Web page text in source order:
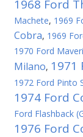
1968 Ford
Machete, 1969
Cobra, 1969
1970 Ford
Milano, 1971
1972 Ford Pinto
1974 Ford
Ford Flashback
1976 Ford